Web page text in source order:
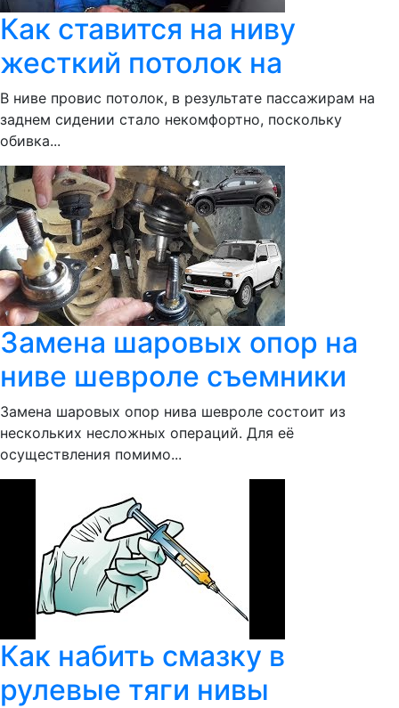
Как ставится на ниву
жесткий потолок на
В ниве провис потолок, в результате пассажирам на
заднем сидении стало некомфортно, поскольку
обивка...
Замена шаровых опор на
ниве шевроле съемники
Замена шаровых опор нива шевроле состоит из
нескольких несложных операций. Для её
осуществления помимо...
Как набить смазку в
рулевые тяги нивы